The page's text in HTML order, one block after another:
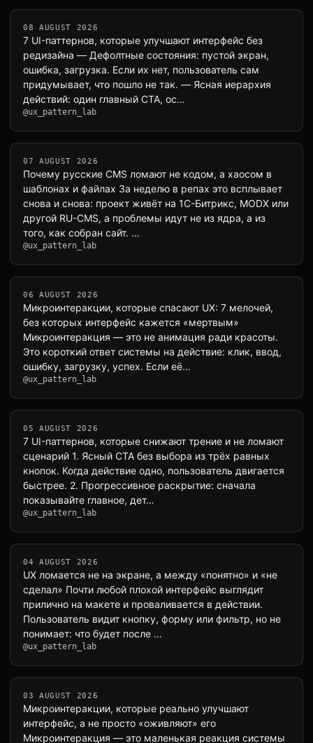
08 AUGUST 2026
7 UI-паттернов, которые улучшают интерфейс без
редизайна — Дефолтные состояния: пустой экран,
ошибка, загрузка. Если их нет, пользователь сам
придумывает, что пошло не так. — Ясная иерархия
действий: один главный CTA, ос…
@ux_pattern_lab
07 AUGUST 2026
Почему русские CMS ломают не кодом, а хаосом в
шаблонах и файлах За неделю в репах это всплывает
снова и снова: проект живёт на 1С-Битрикс, MODX или
другой RU-CMS, а проблемы идут не из ядра, а из
того, как собран сайт. …
@ux_pattern_lab
06 AUGUST 2026
Микроинтеракции, которые спасают UX: 7 мелочей,
без которых интерфейс кажется «мертвым»
Микроинтеракция — это не анимация ради красоты.
Это короткий ответ системы на действие: клик, ввод,
ошибку, загрузку, успех. Если её…
@ux_pattern_lab
05 AUGUST 2026
7 UI-паттернов, которые снижают трение и не ломают
сценарий 1. Ясный CTA без выбора из трёх равных
кнопок. Когда действие одно, пользователь двигается
быстрее. 2. Прогрессивное раскрытие: сначала
показывайте главное, дет…
@ux_pattern_lab
04 AUGUST 2026
UX ломается не на экране, а между «понятно» и «не
сделал» Почти любой плохой интерфейс выглядит
прилично на макете и проваливается в действии.
Пользователь видит кнопку, форму или фильтр, но не
понимает: что будет после …
@ux_pattern_lab
03 AUGUST 2026
Микроинтеракции, которые реально улучшают
интерфейс, а не просто «оживляют» его
Микроинтеракция — это маленькая реакция системы